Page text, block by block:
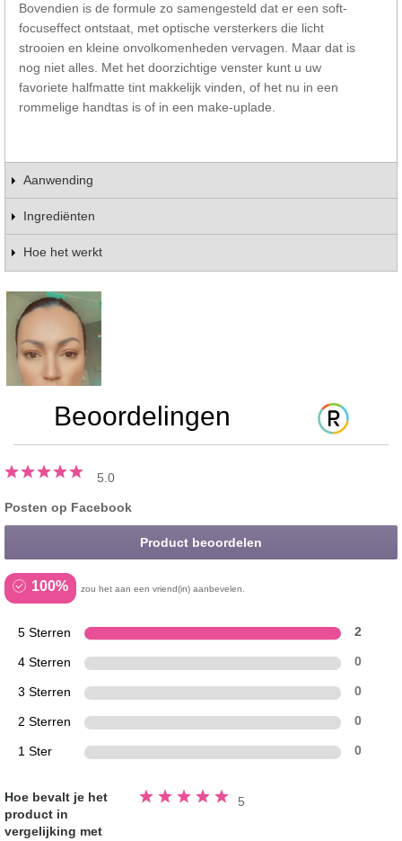
Bovendien is de formule zo samengesteld dat er een soft-
focuseffect ontstaat, met optische versterkers die licht
strooien en kleine onvolkomenheden vervagen. Maar dat is
nog niet alles. Met het doorzichtige venster kunt u uw
favoriete halfmatte tint makkelijk vinden, of het nu in een
rommelige handtas is of in een make-uplade.
Aanwending
Ingrediënten
Hoe het werkt
Beoordelingen
5.0
Posten op Facebook
Product beoordelen
100% zou het aan een vriend(in) aanbevelen.
5 Sterren 2
4 Sterren 0
3 Sterren 0
2 Sterren 0
1 Ster 0
Hoe bevalt je het
product in
vergelijking met
5
Beoordeeld
5.0